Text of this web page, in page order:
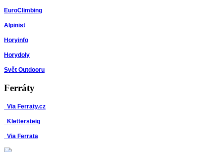
EuroClimbing
Alpinist
Horyinfo
Horydoly
Svět Outdooru
Ferráty
Via Ferraty.cz
Klettersteig
Via Ferrata